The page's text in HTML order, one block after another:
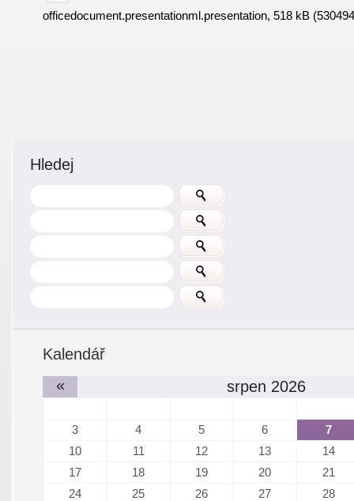
officedocument.presentationml.presentation, 518 kB
Hledej
Kalendář
«
srpen 2026
3 4 5 6
7
10
11 12 13
14
17
18 19 20
21
24
25 26 27
28